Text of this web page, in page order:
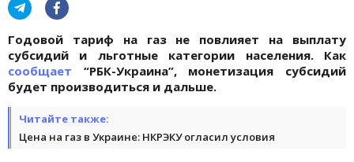
Годовой тариф на газ не повлияет на выплату
субсидий и льготные категории населения. Как
сообщает “РБК-Украина”, монетизация субсидий
будет производиться и дальше.
Читайте также:
Цена на газ в Украине: НКРЭКУ огласил условия